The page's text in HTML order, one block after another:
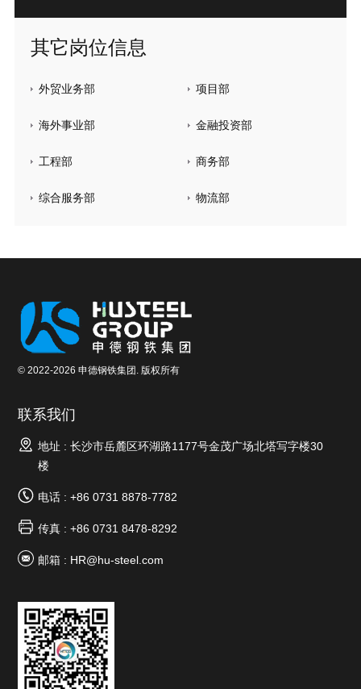
其它岗位信息
外贸业务部 项目部
海外事业部 金融投资部
工程部 商务部
综合服务部 物流部
© 2022-2026 申德钢铁集团. 版权所有
联系我们
地址 : 长沙市岳麓区环湖路1177号金茂广场北塔写字楼30
楼
电话 : +86 0731 8878-7782
传真 : +86 0731 8478-8292
邮箱 : HR@hu-steel.com